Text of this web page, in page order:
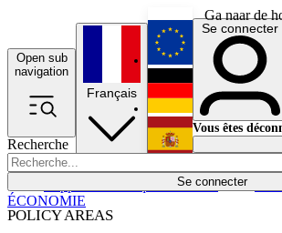
Ga naar de
Open sub
navigation
Recherche
Se connecter
POLICY AREAS
Économie
Français
English
Deutsch
Español
Se connecter
Vous êtes
ÉCONOMIE